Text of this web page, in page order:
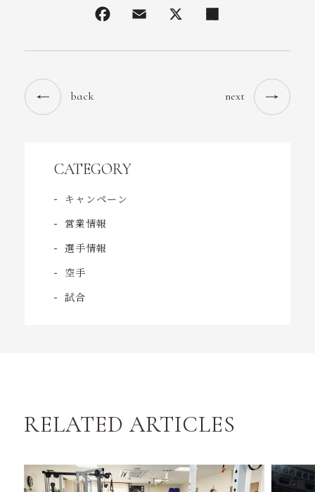
back next
CATEGORY
キャンペーン
営業情報
選手情報
空手
試合
RELATED ARTICLES